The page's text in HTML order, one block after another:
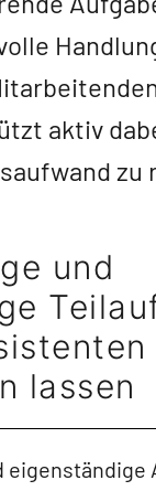
aktiv
zu
und
lassen
eigenständige